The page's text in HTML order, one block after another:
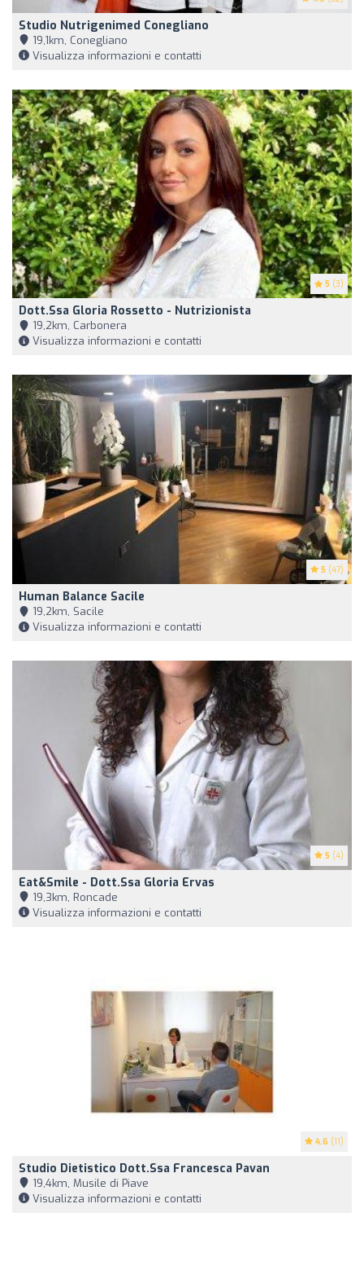
Studio Nutrigenimed Conegliano
19,1km, Conegliano
Visualizza informazioni e contatti
5 (3)
Dott.ssa Gloria Rossetto - Nutrizionista
19,2km, Carbonera
Visualizza informazioni e contatti
5 (47)
Human Balance Sacile
19,2km, Sacile
Visualizza informazioni e contatti
5 (4)
Eat&Smile - Dott.ssa Gloria Ervas
19,3km, Roncade
Visualizza informazioni e contatti
4.6 (11)
Studio Dietistico Dott.ssa Francesca Pavan
19,4km, Musile di Piave
Visualizza informazioni e contatti